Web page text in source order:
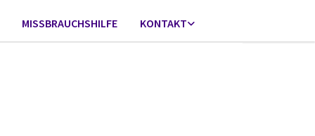
MISSBRAUCHSHILFE KONTAKT